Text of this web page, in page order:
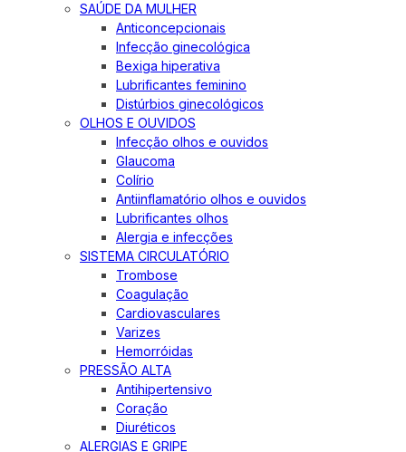
SAÚDE DA MULHER
Anticoncepcionais
Infecção ginecológica
Bexiga hiperativa
Lubrificantes feminino
Distúrbios ginecológicos
OLHOS E OUVIDOS
Infecção olhos e ouvidos
Glaucoma
Colírio
Antiinflamatório olhos e ouvidos
Lubrificantes olhos
Alergia e infecções
SISTEMA CIRCULATÓRIO
Trombose
Coagulação
Cardiovasculares
Varizes
Hemorróidas
PRESSÃO ALTA
Antihipertensivo
Coração
Diuréticos
ALERGIAS E GRIPE